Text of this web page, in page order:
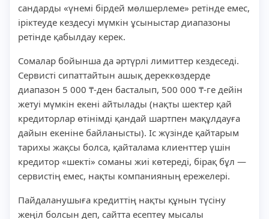
сандарды «үнемі бірдей мөлшерлеме» ретінде емес,
іріктеуде кездесуі мүмкін ұсыныстар диапазоны
ретінде қабылдау керек.
Сомалар бойынша да әртүрлі лимиттер кездеседі.
Сервисті сипаттайтын ашық дереккөздерде
диапазон 5 000 ₸-ден басталып, 500 000 ₸-ге дейін
жетуі мүмкін екені айтылады (нақты шектер қай
кредиторлар өтінімді қандай шартпен мақұлдауға
дайын екеніне байланысты). Іс жүзінде қайтарым
тарихы жақсы болса, қайталама клиенттер үшін
кредитор «шекті» соманы жиі көтереді, бірақ бұл —
сервистің емес, нақты компанияның ережелері.
Пайдаланушыға кредиттің нақты құнын түсіну
жеңіл болсын деп, сайтта есептеу мысалы